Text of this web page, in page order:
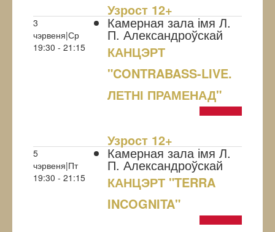
Узрoст 12+
3
чэрвеня|Ср
19:30 - 21:15
Камерная зала імя Л.
П. Александроўскай
КАНЦЭРТ
"CONTRABASS-LIVE.
ЛЕТНІ ПРАМЕНАД"
Узрoст 12+
5
чэрвеня|Пт
19:30 - 21:15
Камерная зала імя Л.
П. Александроўскай
КАНЦЭРТ "TERRA
INCOGNITA"